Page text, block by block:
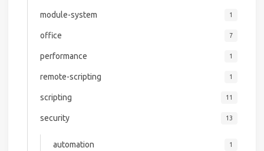
module-system 1
office 7
performance 1
remote-scripting 1
scripting 11
security 13
automation 1